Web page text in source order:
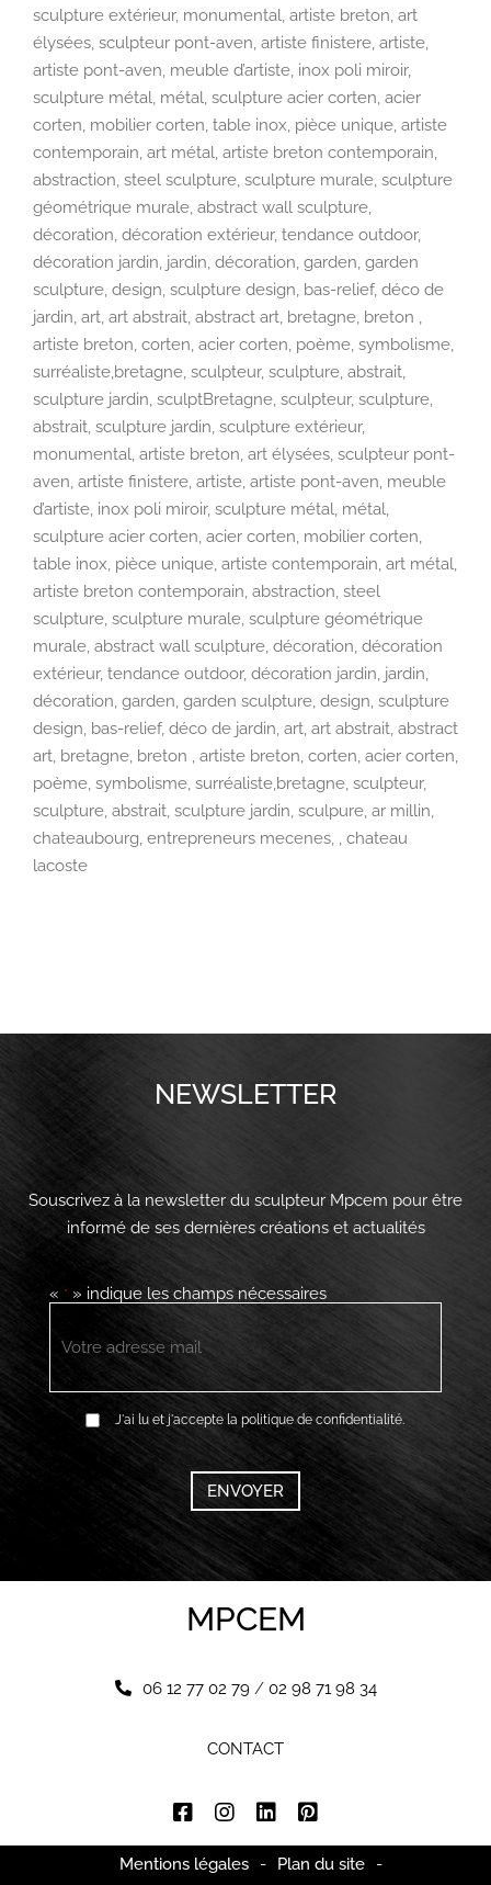
sculpture extérieur, monumental, artiste breton, art
élysées, sculpteur pont-aven, artiste finistere, artiste,
artiste pont-aven, meuble d’artiste, inox poli miroir,
sculpture métal, métal, sculpture acier corten, acier
corten, mobilier corten, table inox, pièce unique, artiste
contemporain, art métal, artiste breton contemporain,
abstraction, steel sculpture, sculpture murale, sculpture
géométrique murale, abstract wall sculpture,
décoration, décoration extérieur, tendance outdoor,
décoration jardin, jardin, décoration, garden, garden
sculpture, design, sculpture design, bas-relief, déco de
jardin, art, art abstrait, abstract art, bretagne, breton ,
artiste breton, corten, acier corten, poème, symbolisme,
surréaliste,bretagne, sculpteur, sculpture, abstrait,
sculpture jardin, sculptBretagne, sculpteur, sculpture,
abstrait, sculpture jardin, sculpture extérieur,
monumental, artiste breton, art élysées, sculpteur pont-
aven, artiste finistere, artiste, artiste pont-aven, meuble
d’artiste, inox poli miroir, sculpture métal, métal,
sculpture acier corten, acier corten, mobilier corten,
table inox, pièce unique, artiste contemporain, art métal,
artiste breton contemporain, abstraction, steel
sculpture, sculpture murale, sculpture géométrique
murale, abstract wall sculpture, décoration, décoration
extérieur, tendance outdoor, décoration jardin, jardin,
décoration, garden, garden sculpture, design, sculpture
design, bas-relief, déco de jardin, art, art abstrait, abstract
art, bretagne, breton , artiste breton, corten, acier corten,
poème, symbolisme, surréaliste,bretagne, sculpteur,
sculpture, abstrait, sculpture jardin, sculpure, ar millin,
chateaubourg, entrepreneurs mecenes, , chateau
lacoste
NEWSLETTER
Souscrivez à la newsletter du sculpteur Mpcem pour être
informé de ses dernières créations et actualités
« *» indique les champs nécessaires
E-
RGPD J'ai lu et j'accepte la politique de confidentialité.
CAPTCHA
MPCEM
06 12 77 02 79/ 02 98 71 98 34
CONTACT
Mentions légales - Plan du site
-